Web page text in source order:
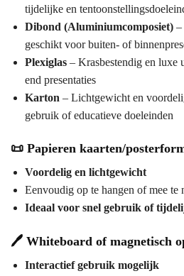
tijdelijke en
Dibond (Aluminiumcomposiet) –
geschikt voor buiten- of
Plexiglas – Krasbestendig en luxe
end presentaties
Karton – Lichtgewicht en
gebruik of educatieve doeleinden
📜 Papieren kaarten/
Voordelig en lichtgewicht
Eenvoudig op te hangen of mee te
Ideaal voor snel gebruik of
🖊️ Whiteboard of magnetisch
Interactief gebruik mogelijk